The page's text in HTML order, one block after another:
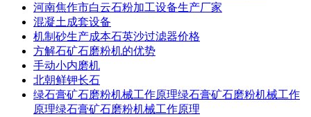
河南焦作市白云石粉加工设备生产厂家
混凝土成套设备
机制砂生产成本石英沙过滤器价格
方解石矿石磨粉机的优势
手动小内磨机
北朝鲜钾长石
绿石膏矿石磨粉机械工作原理绿石膏矿石磨粉机械工作
原理绿石膏矿石磨粉机械工作原理